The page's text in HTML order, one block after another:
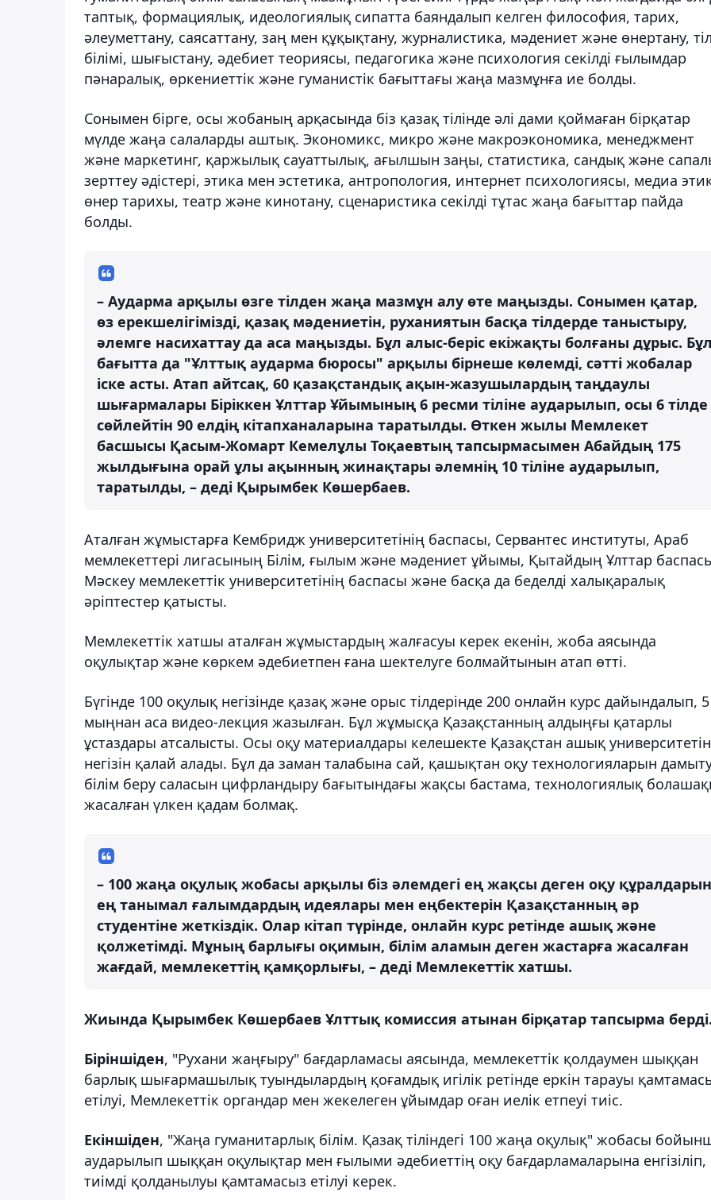
таптық, формациялық, идеологиялық сипатта баяндалып келген философия, тарих,
әлеуметтану, саясаттану, заң мен құқықтану, журналистика, мәдениет және өнертану, тіл
білімі, шығыстану, әдебиет теориясы, педагогика және психология секілді ғылымдар
пәнаралық, өркениеттік және гуманистік бағыттағы жаңа мазмұнға ие болды.
Сонымен бірге, осы жобаның арқасында біз қазақ тілінде әлі дами қоймаған бірқатар
мүлде жаңа салаларды аштық. Экономикс, микро және макроэкономика, менеджмент
және маркетинг, қаржылық сауаттылық, ағылшын заңы, статистика, сандық және
зерттеу әдістері, этика мен эстетика, антропология, интернет психологиясы, медиа
өнер тарихы, театр және кинотану, сценаристика секілді тұтас жаңа бағыттар пайда
болды.
– Аударма арқылы өзге тілден жаңа мазмұн алу өте маңызды. Сонымен қатар,
өз ерекшелігімізді, қазақ мәдениетін, руханиятын басқа тілдерде таныстыру,
әлемге насихаттау да аса маңызды. Бұл алыс-беріс екіжақты болғаны дұрыс. Бұл
бағытта да "Ұлттық аударма бюросы" арқылы бірнеше көлемді, сәтті жобалар
іске асты. Атап айтсақ, 60 қазақстандық ақын-жазушылардың таңдаулы
шығармалары Біріккен Ұлттар Ұйымының 6 ресми тіліне аударылып, осы 6 тілде
сөйлейтін 90 елдің кітапханаларына таратылды. Өткен жылы Мемлекет
басшысы Қасым-Жомарт Кемелұлы Тоқаевтың тапсырмасымен Абайдың 175
жылдығына орай ұлы ақынның жинақтары әлемнің 10 тіліне аударылып,
таратылды, – деді Қырымбек Көшербаев.
Аталған жұмыстарға Кембридж университетінің баспасы, Сервантес институты, Араб
мемлекеттері лигасының Білім, ғылым және мәдениет ұйымы, Қытайдың Ұлттар
Мәскеу мемлекеттік университетінің баспасы және басқа да беделді халықаралық
әріптестер қатысты.
Мемлекеттік хатшы аталған жұмыстардың жалғасуы керек екенін, жоба аясында
оқулықтар және көркем әдебиетпен ғана шектелуге болмайтынын атап өтті.
Бүгінде 100 оқулық негізінде қазақ және орыс тілдерінде 200 онлайн курс дайындалып, 5
мыңнан аса видео-лекция жазылған. Бұл жұмысқа Қазақстанның алдыңғы қатарлы
ұстаздары атсалысты. Осы оқу материалдары келешекте Қазақстан ашық
негізін қалай алады. Бұл да заман талабына сай, қашықтан оқу технологияларын
білім беру саласын цифрландыру бағытындағы жақсы бастама, технологиялық
жасалған үлкен қадам болмақ.
– 100 жаңа оқулық жобасы арқылы біз әлемдегі ең жақсы деген оқу
ең танымал ғалымдардың идеялары мен еңбектерін Қазақстанның әр
студентіне жеткіздік. Олар кітап түрінде, онлайн курс ретінде ашық және
қолжетімді. Мұның барлығы оқимын, білім аламын деген жастарға жасалған
жағдай, мемлекеттің қамқорлығы, – деді Мемлекеттік хатшы.
Жиында Қырымбек Көшербаев Ұлттық комиссия атынан бірқатар тапсырма берді.
Біріншіден, "Рухани жаңғыру" бағдарламасы аясында, мемлекеттік қолдаумен шыққан
барлық шығармашылық туындылардың қоғамдық игілік ретінде еркін тарауы
етілуі, Мемлекеттік органдар мен жекелеген ұйымдар оған иелік етпеуі тиіс.
Екіншіден, "Жаңа гуманитарлық білім. Қазақ тіліндегі 100 жаңа оқулық" жобасы
аударылып шыққан оқулықтар мен ғылыми әдебиеттің оқу бағдарламаларына енгізіліп,
тиімді қолданылуы қамтамасыз етілуі керек.